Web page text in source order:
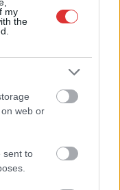
my
the
web or
sent to